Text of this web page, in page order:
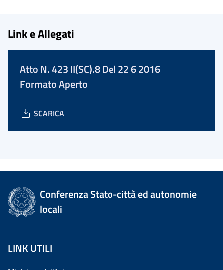
Link e Allegati
Atto N. 423 II(SC).8 Del 22 6 2016
Formato Aperto
SCARICA
Conferenza Stato-città ed autonomie
locali
LINK UTILI